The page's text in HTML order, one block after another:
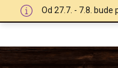
Od 27.7. - 7.8.